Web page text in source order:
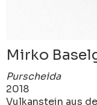
Mirko
Purscheida
2018
Vulkanstein aus